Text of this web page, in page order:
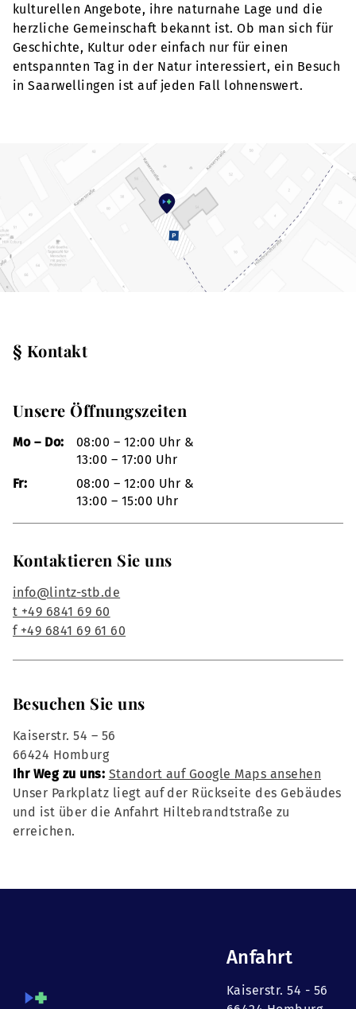
kulturellen Angebote, ihre naturnahe Lage und die
herzliche Gemeinschaft bekannt ist. Ob man sich für
Geschichte, Kultur oder einfach nur für einen
entspannten Tag in der Natur interessiert, ein Besuch
in Saarwellingen ist auf jeden Fall lohnenswert.
§ Kontakt
Unsere Öffnungszeiten
Mo – Do:
08:00 – 12:00 Uhr &
13:00 – 17:00 Uhr
Fr:
08:00 – 12:00 Uhr &
13:00 – 15:00 Uhr
Kontaktieren Sie uns
info@lintz-stb.de
t +49 6841 69 60
f +49 6841 69 61 60
Besuchen Sie uns
Kaiserstr. 54 – 56
66424 Homburg
Ihr Weg zu uns: Standort auf Google Maps ansehen
Unser Parkplatz liegt auf der Rückseite des Gebäudes
und ist über die Anfahrt Hiltebrandtstraße zu
erreichen.
Anfahrt
Kaiserstr. 54 - 56